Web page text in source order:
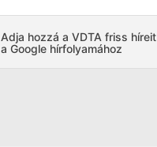
Adja hozzá a VDTA friss híreit
a Google hírfolyamához